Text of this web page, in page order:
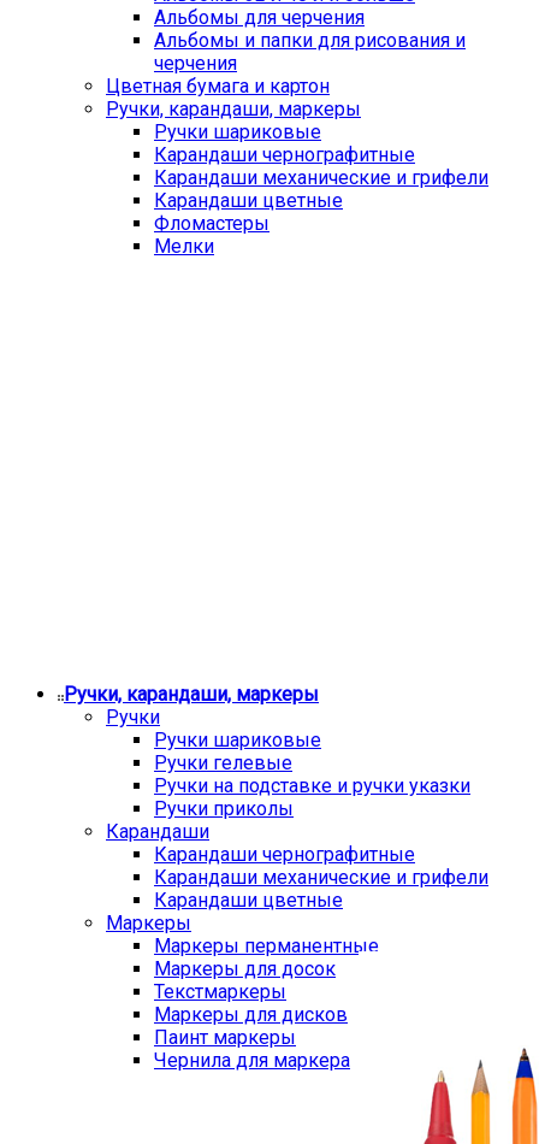
Альбомы для черчения
Альбомы и папки для рисования и
черчения
Цветная бумага и картон
Ручки, карандаши, маркеры
Ручки шариковые
Карандаши чернографитные
Карандаши механические и грифели
Карандаши цветные
Фломастеры
Мелки
Ручки, карандаши, маркеры
Ручки
Ручки шариковые
Ручки гелевые
Ручки на подставке и ручки указки
Ручки приколы
Карандаши
Карандаши чернографитные
Карандаши механические и грифели
Карандаши цветные
Маркеры
Маркеры перманентные
Маркеры для досок
Текстмаркеры
Маркеры для дисков
Паинт маркеры
Чернила для маркера